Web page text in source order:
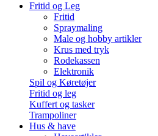
Fritid og Leg
Fritid
Spraymaling
Male og hobby artikler
Krus med tryk
Rodekassen
Elektronik
Spil og Køretøjer
Fritid og leg
Kuffert og tasker
Trampoliner
Hus & have